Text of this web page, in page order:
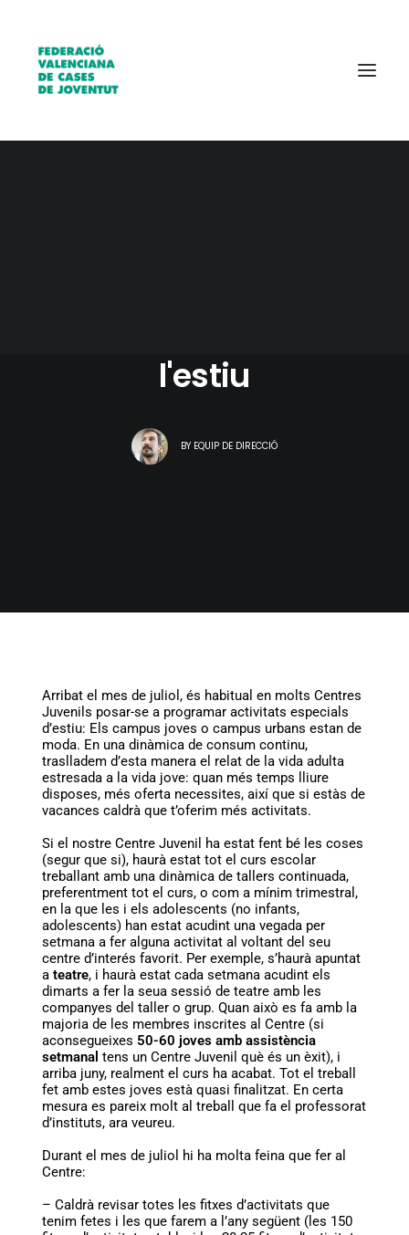
l'estiu
BY EQUIP DE DIRECCIÓ
Arribat el mes de juliol, és habitual en molts Centres
Juvenils posar-se a programar activitats especials
d’estiu: Els campus joves o campus urbans estan de
moda. En una dinàmica de consum continu,
traslladem d’esta manera el relat de la vida adulta
estresada a la vida jove: quan més temps lliure
disposes, més oferta necessites, així que si estàs de
vacances caldrà que t’oferim més activitats.
Si el nostre Centre Juvenil ha estat fent bé les coses
(segur que si), haurà estat tot el curs escolar
treballant amb una dinàmica de tallers continuada,
preferentment tot el curs, o com a mínim trimestral,
en la que les i els adolescents (no infants,
adolescents) han estat acudint una vegada per
setmana a fer alguna activitat al voltant del seu
centre d’interés favorit. Per exemple, s’haurà apuntat
a teatre, i haurà estat cada setmana acudint els
dimarts a fer la seua sessió de teatre amb les
companyes del taller o grup. Quan això es fa amb la
majoria de les membres inscrites al Centre (si
aconsegueixes 50-60 joves amb assistència
setmanal tens un Centre Juvenil què és un èxit), i
arriba juny, realment el curs ha acabat. Tot el treball
fet amb estes joves està quasi finalitzat. En certa
mesura es pareix molt al treball que fa el professorat
d’instituts, ara veureu.
Durant el mes de juliol hi ha molta feina que fer al
Centre:
– Caldrà revisar totes les fitxes d’activitats que
tenim fetes i les que farem a l’any següent (les 150